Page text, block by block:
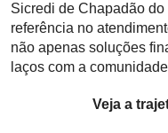
Sicredi de Chapadão
referência no
não apenas soluções
laços com a
Veja a